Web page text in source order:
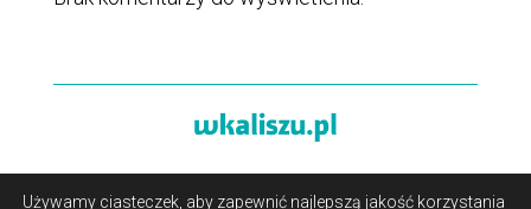
Używamy ciasteczek, aby zapewnić najlepszą jakość korzystania